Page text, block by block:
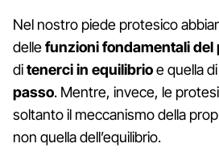
Nel nostro piede protesico
dellefunzioni fondamentali del
ditenerci in equilibrioe quella
passo. Mentre, invece, le
soltanto il meccanismo della
non quella dell’equilibrio.